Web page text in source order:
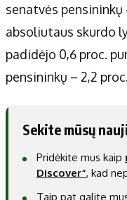
senatvės pensininkų
absoliutaus skurdo
padidėjo 0,6 proc.
pensininkų – 2,2
Sekite mūsų
Pridėkite mus kaip
Discover“, kad
Taip pat galite